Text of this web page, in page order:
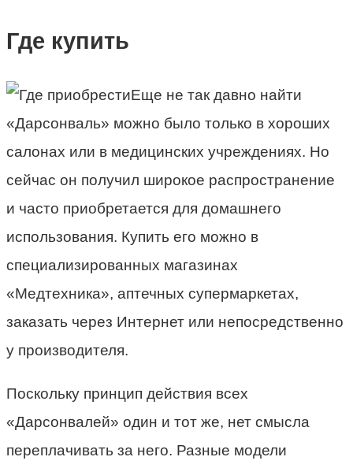
Где купить
Еще не так давно найти
«Дарсонваль» можно было только в хороших
салонах или в медицинских учреждениях. Но
сейчас он получил широкое распространение
и часто приобретается для домашнего
использования. Купить его можно в
специализированных магазинах
«Медтехника», аптечных супермаркетах,
заказать через Интернет или непосредственно
у производителя.
Поскольку принцип действия всех
«Дарсонвалей» один и тот же, нет смысла
переплачивать за него. Разные модели